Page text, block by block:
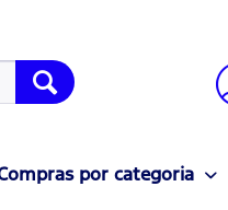
por categoria